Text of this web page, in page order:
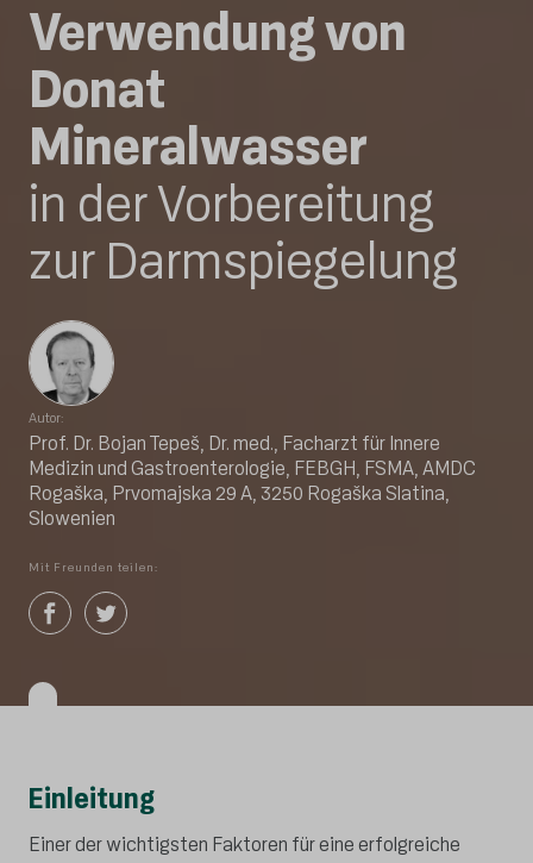
Verwendung von
Donat
Mineralwasser
in der Vorbereitung
zur Darmspiegelung
Autor:
Prof. Dr. Bojan Tepeš, Dr. med., Facharzt für Innere
Medizin und Gastroenterologie, FEBGH, FSMA, AMDC
Rogaška, Prvomajska 29 A, 3250 Rogaška Slatina,
Slowenien
Mit Freunden teilen:
Einleitung
Einer der wichtigsten Faktoren für eine erfolgreiche